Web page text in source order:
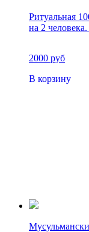
Ритуальная
на 2 человека.
2000 руб
В корзину